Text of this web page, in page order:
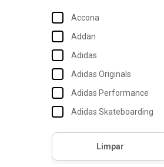
Accona
Addan
Adidas
Adidas Originals
Adidas Performance
Adidas Skateboarding
Adidas Sportswear